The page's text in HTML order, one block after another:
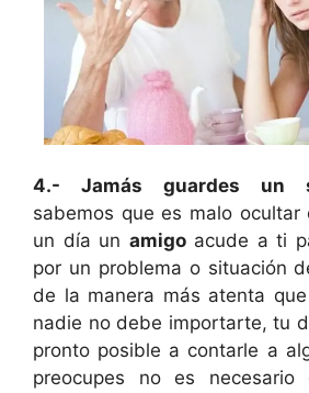
4.- Jamás guardes un
sabemos que es malo ocultar
un día un amigoacude a ti
por un problema o situación
de la manera más atenta
nadie no debe importarte, tu
pronto posible a contarle a
preocupes no es